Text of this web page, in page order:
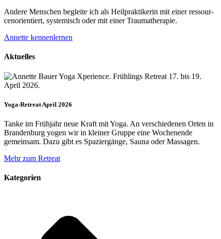
Andere Menschen begleite ich als Heil­prakti­kerin mit einer ressour­
cenorien­tiert, systemisch oder mit einer Trauma­therapie.
Annette kennenlernen
Aktuelles
Yoga-Retreat April 2026
Tanke im Frühjahr neue Kraft mit Yoga. An verschiedenen Orten in
Brandenburg yogen wir in kleiner Gruppe eine Wochenende
gemeinsam. Dazu gibt es Spaziergänge, Sauna oder Massagen.
Mehr zum Retreat
Kategorien